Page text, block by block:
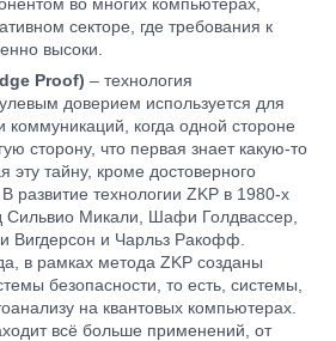
секторе, где требования к
высоки.
Proof) – технология
доверием используется для
коммуникаций, когда одной стороне
сторону, что первая знает какую-то
эту тайну, кроме достоверного
развитие технологии ZKP в 1980-х
Сильвио Микали, Шафи Голдвассер,
Вигдерсон и Чарльз Ракофф.
в рамках метода ZKP созданы
безопасности, то есть, системы,
на квантовых компьютерах.
всё больше применений, от